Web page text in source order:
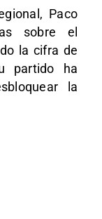
Paco
sobre el
la cifra de
partido ha
la